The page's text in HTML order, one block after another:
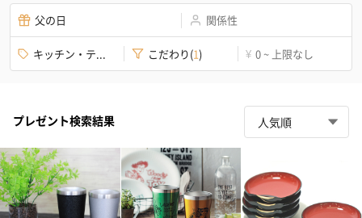
父の日 関係性
キッチン・テ... こだわり(1) ¥ 0 ~ 上限なし
プレゼント検索結果